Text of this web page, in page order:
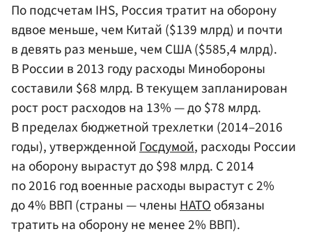
По подсчетам IHS, Россия тратит на оборону
вдвое меньше, чем Китай ($139 млрд) и почти
в девять раз меньше, чем США ($585,4 млрд).
В России в 2013 году расходы Минобороны
составили $68 млрд. В текущем запланирован
рост рост расходов на 13% — до $78 млрд.
В пределах бюджетной трехлетки (2014–2016
годы), утвержденнойГосдумой, расходы России
на оборону вырастут до $98 млрд. С 2014
по 2016 год военные расходы вырастут с 2%
до 4% ВВП (cтраны — членыНАТОобязаны
тратить на оборону не менее 2% ВВП).